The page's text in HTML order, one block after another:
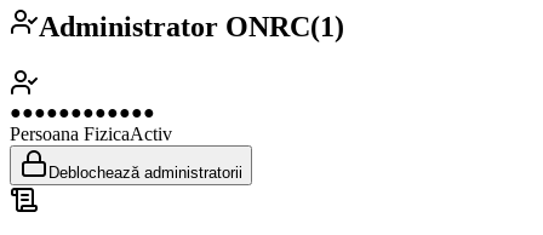
Administrator ONRC(1)
●●●●●●●●●●●●
Persoana FizicaActiv
Deblochează administratorii